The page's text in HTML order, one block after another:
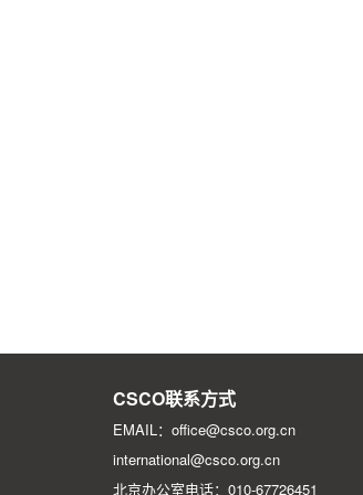
CSCO联系方式
EMAIL：office@csco.org.cn
international@csco.org.cn
北京办公室电话：010-67726451